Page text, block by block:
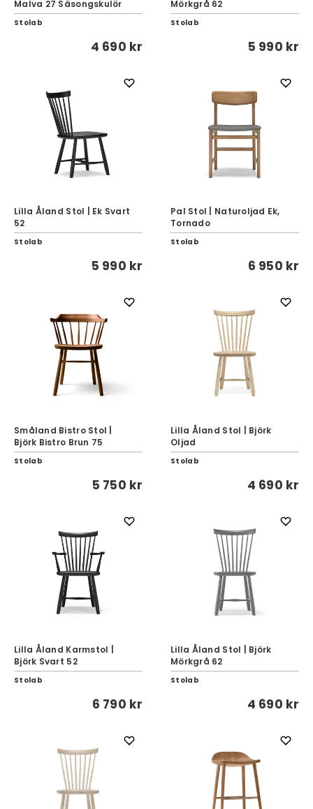
Malva 27 Säsongskulör
Stolab
4 690 kr
Mörkgrå 62
Stolab
5 990 kr
Lilla Åland Stol | Ek Svart
52
Stolab
5 990 kr
Pal Stol | Naturoljad Ek,
Tornado
Stolab
6 950 kr
Småland Bistro Stol |
Björk Bistro Brun 75
Stolab
5 750 kr
Lilla Åland Stol | Björk
Oljad
Stolab
4 690 kr
Lilla Åland Karmstol |
Björk Svart 52
Stolab
6 790 kr
Lilla Åland Stol | Björk
Mörkgrå 62
Stolab
4 690 kr